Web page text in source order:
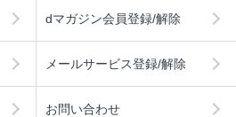
dマガジン会員登録/解除
メールサービス登録/解除
お問い合わせ